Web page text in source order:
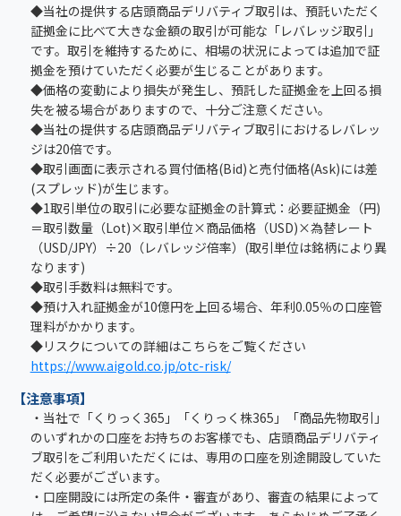
◆当社の提供する店頭商品デリバティブ取引は、預託いただく
証拠金に比べて大きな金額の取引が可能な「レバレッジ取引」
です。取引を維持するために、相場の状況によっては追加で証
拠金を預けていただく必要が生じることがあります。
◆価格の変動により損失が発生し、預託した証拠金を上回る損
失を被る場合がありますので、十分ご注意ください。
◆当社の提供する店頭商品デリバティブ取引におけるレバレッ
ジは20倍です。
◆取引画面に表示される買付価格(Bid)と売付価格(Ask)には差
(スプレッド)が生じます。
◆1取引単位の取引に必要な証拠金の計算式：必要証拠金（円)
＝取引数量（Lot)×取引単位×商品価格（USD)×為替レート
（USD/JPY）÷20（レバレッジ倍率）(取引単位は銘柄により異
なります)
◆取引手数料は無料です。
◆預け入れ証拠金が10億円を上回る場合、年利0.05％の口座管
理料がかかります。
◆リスクについての詳細はこちらをご覧ください
https://www.aigold.co.jp/otc-risk/
【注意事項】
・当社で「くりっく365」「くりっく株365」「商品先物取引」
のいずれかの口座をお持ちのお客様でも、店頭商品デリバティ
ブ取引をご利用いただくには、専用の口座を別途開設していた
だく必要がございます。
・口座開設には所定の条件・審査があり、審査の結果によって